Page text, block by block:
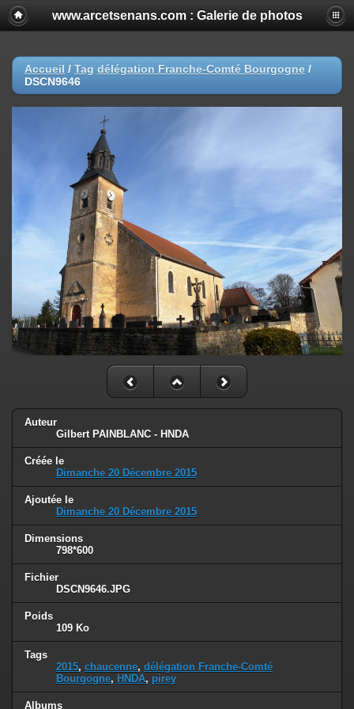
www.arcetsenans.com : Galerie de photos
Accueil / Tag délégation Franche-Comté Bourgogne /
DSCN9646
Auteur
Gilbert PAINBLANC - HNDA
Créée le
Dimanche 20 Décembre 2015
Ajoutée le
Dimanche 20 Décembre 2015
Dimensions
798*600
Fichier
DSCN9646.JPG
Poids
109 Ko
Tags
2015, chaucenne, délégation Franche-Comté
Bourgogne, HNDA, pirey
Albums